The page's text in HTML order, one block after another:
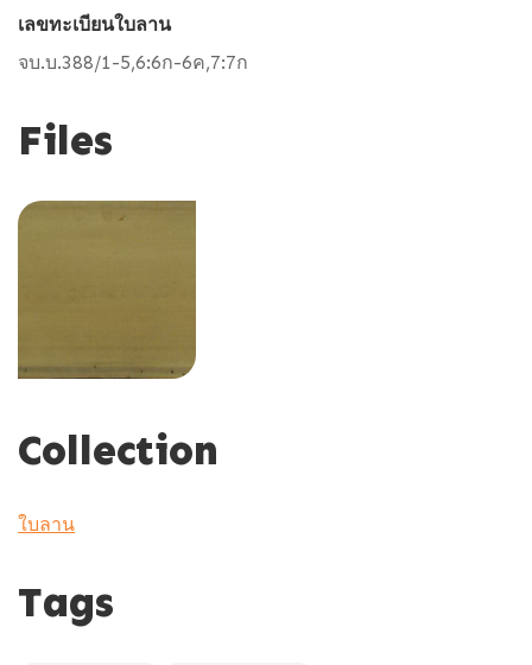
เลขทะเบียนใบลาน
จบ.บ.388/1-5,6:6ก-6ค,7:7ก
Files
Collection
ใบลาน
Tags